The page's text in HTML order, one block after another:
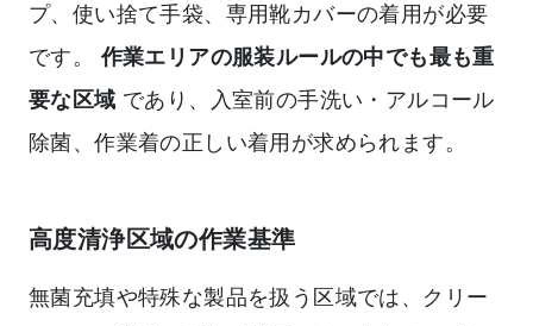
プ、使い捨て手袋、専用靴カバーの着用が必要
です。作業エリアの服装ルールの中でも最も重
要な区域 であり、入室前の手洗い・アルコール
除菌、作業着の正しい着用が求められます。
高度清浄区域の作業基準
無菌充填や特殊な製品を扱う区域では、クリー